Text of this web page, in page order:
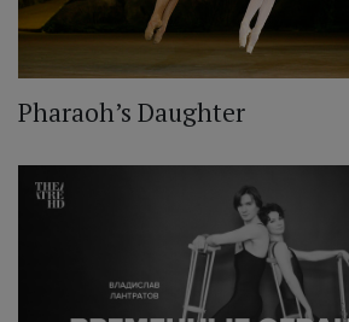
Pharaoh’s Daughter